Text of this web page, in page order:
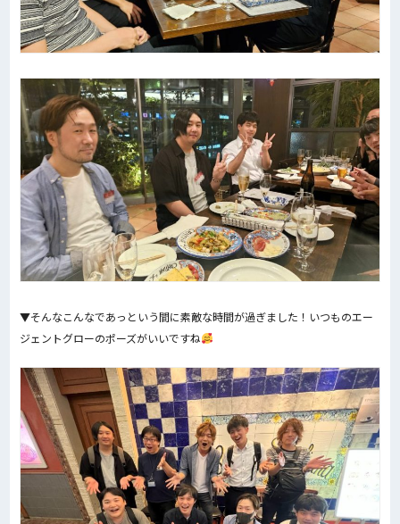
▼そんなこんなであっという間に素敵な時間が過ぎました！いつものエー
ジェントグローのポーズがいいですね